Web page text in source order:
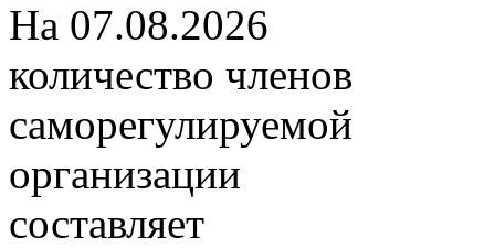
На 07.08.2026
количество членов
саморегулируемой
организации
составляет